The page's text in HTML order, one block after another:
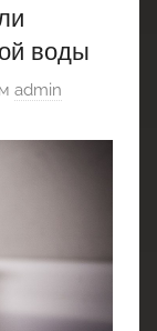
воды
admin